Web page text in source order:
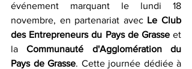
événement marquant le lundi 18
novembre, en partenariat avec Le Club
des Entrepreneurs du Pays de Grasse et
la Communauté d'Agglomération du
Pays de Grasse. Cette journée dédiée à